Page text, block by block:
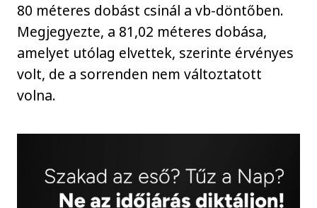
80 méteres dobást csinál a vb-döntőben.
Megjegyezte, a 81,02 méteres dobása,
amelyet utólag elvettek, szerinte érvényes
volt, de a sorrenden nem változtatott
volna.